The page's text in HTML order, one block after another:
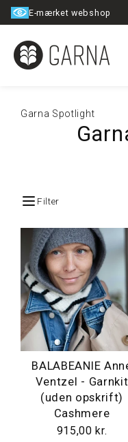
Spring
E-mærket webshop
Garna Spotlight
Filter
BALABEANIE
Ventzel - Garnkit
(uden opskrift)
Cashmere
915,00 kr.